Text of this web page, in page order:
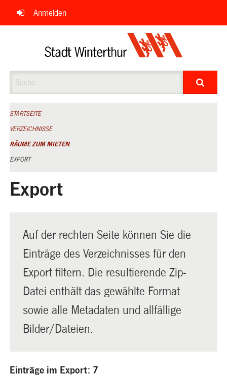
Navigation
überspringen
Anmelden
STARTSEITE
VERZEICHNISSE
RÄUME ZUM MIETEN
EXPORT
Export
Auf der rechten Seite können Sie die
Einträge des Verzeichnisses für den
Export filtern. Die resultierende Zip-
Datei enthält das gewählte Format
sowie alle Metadaten und allfällige
Bilder/Dateien.
Einträge im Export: 7